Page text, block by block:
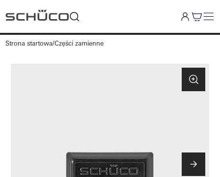
Strona startowa Części zamienne